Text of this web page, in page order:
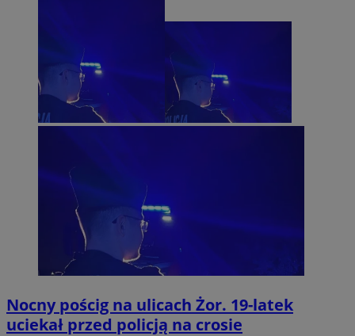
Nocny pościg na ulicach Żor. 19-latek
uciekał przed policją na crosie